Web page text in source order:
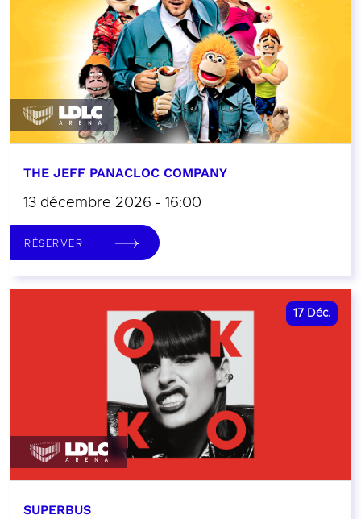
THE JEFF PANACLOC COMPANY
13 décembre 2026 - 16:00
RÉSERVER
17 Déc.
SUPERBUS